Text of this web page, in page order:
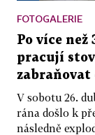
FOTOGALERIE
Po více
pracují
V sobotu 26.
rána došlo k
následně